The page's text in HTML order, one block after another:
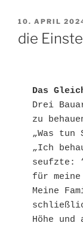
AM
10. APRIL
die
Das
Drei
zu
„Was
„Ich
seufzte:
für
Meine
Höhe